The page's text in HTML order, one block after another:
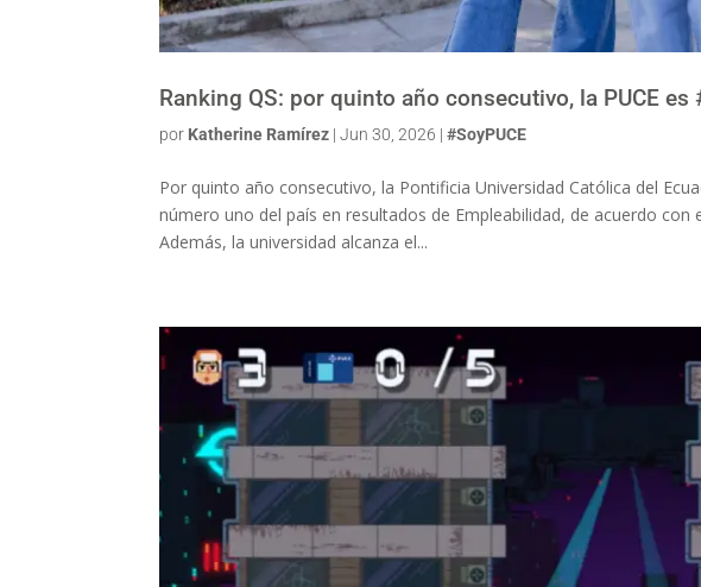
Ranking QS: por quinto año consecutivo, la PUCE
por Katherine Ramírez |Jun 30, 2026 |#SoyPUCE
Por quinto año consecutivo, la Pontificia Universidad Católica del
número uno del país en resultados de Empleabilidad, de acuerdo con
Además, la universidad alcanza el...